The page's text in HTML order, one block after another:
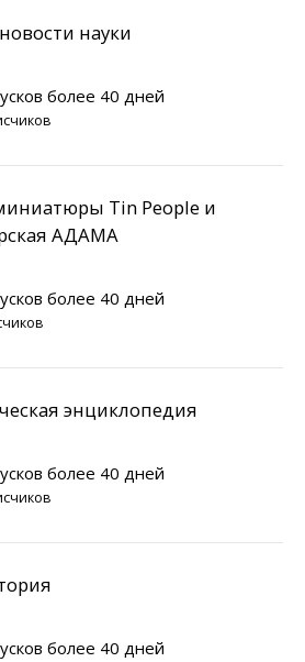
науки
более 40 дней
Tin People и
АДАМА
более 40 дней
энциклопедия
более 40 дней
более 40 дней